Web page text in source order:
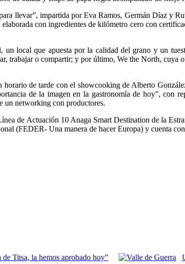
llevar”, impartida por Eva Ramos, Germán Díaz y
con ingredientes de kilómetro cero con
local que apuesta por la calidad del grano y un
trabajar o compartir; y por último, We the North, cuya
de tarde con el showcooking de Alberto
de la imagen en la gastronomía de hoy”, con
un networking con productores.
de Actuación 10 Anaga Smart Destination de la
(FEDER- Una manera de hacer Europa) y cuenta
Titsa, la hemos aprobado hoy”